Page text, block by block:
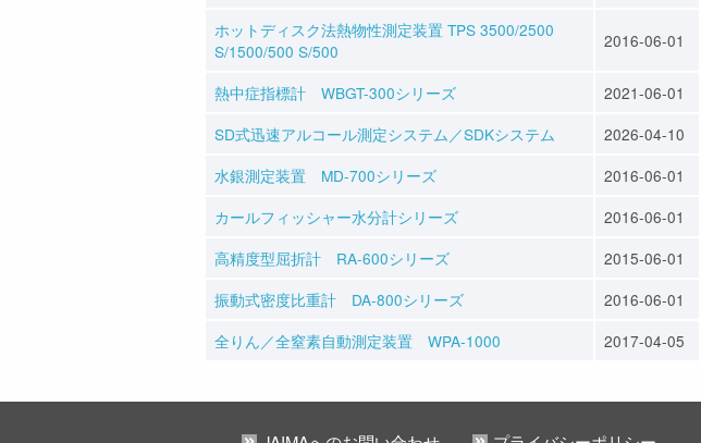
ホットディスク法熱物性測定装置 TPS 3500/2500
S/1500/500 S/500
2016-06-01
熱中症指標計 WBGT-300シリーズ 2021-06-01
SD式迅速アルコール測定システム／SDKシステム
2026-04-10
水銀測定装置 MD-700シリーズ
2016-06-01
カールフィッシャー水分計シリーズ
2016-06-01
高精度型屈折計 RA-600シリーズ
2015-06-01
振動式密度比重計 DA-800シリーズ
2016-06-01
全りん／全窒素自動測定装置 WPA-1000
2017-04-05